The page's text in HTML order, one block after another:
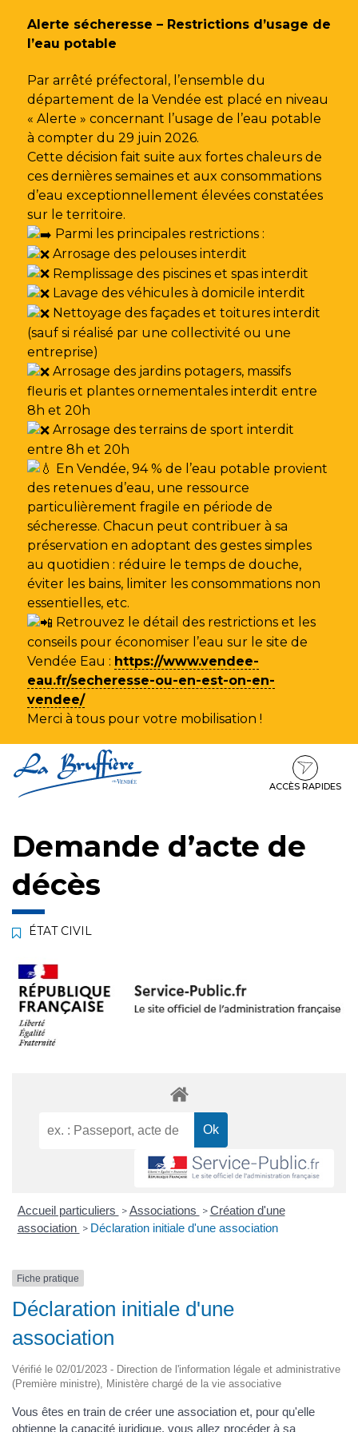
Alerte sécheresse – Restrictions d’usage de
l’eau potable
Par arrêté préfectoral, l’ensemble du
département de la Vendée est placé en niveau
« Alerte » concernant l’usage de l’eau potable
à compter du 29 juin 2026.
Cette décision fait suite aux fortes chaleurs de
ces dernières semaines et aux consommations
d’eau exceptionnellement élevées constatées
sur le territoire.
Parmi les principales restrictions :
Arrosage des pelouses interdit
Remplissage des piscines et spas interdit
Lavage des véhicules à domicile interdit
Nettoyage des façades et toitures interdit
(sauf si réalisé par une collectivité ou une
entreprise)
Arrosage des jardins potagers, massifs
fleuris et plantes ornementales interdit entre
8h et 20h
Arrosage des terrains de sport interdit
entre 8h et 20h
En Vendée, 94 % de l’eau potable provient
des retenues d’eau, une ressource
particulièrement fragile en période de
sécheresse. Chacun peut contribuer à sa
préservation en adoptant des gestes simples
au quotidien : réduire le temps de douche,
éviter les bains, limiter les consommations non
essentielles, etc.
Retrouvez le détail des restrictions et les
conseils pour économiser l’eau sur le site de
Vendée Eau : https://www.vendee-
eau.fr/secheresse-ou-en-est-on-en-
vendee/
Merci à tous pour votre mobilisation !
au
contenu
au
ACCÈS RAPIDES
Demande d’acte de
décès
ÉTAT CIVIL
Accueil particuliers > Associations > Création d'une
association > Déclaration initiale d'une association
Fiche pratique
Déclaration initiale d'une
association
Vérifié le 02/01/2023 - Direction de l'information légale et administrative
(Première ministre), Ministère chargé de la vie associative
Vous êtes en train de créer une association et, pour qu'elle
obtienne la capacité juridique, vous allez procéder à sa